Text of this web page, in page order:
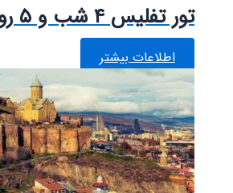
تور تفلیس ۴ شب و ۵ روز
اطلاعات بیشتر